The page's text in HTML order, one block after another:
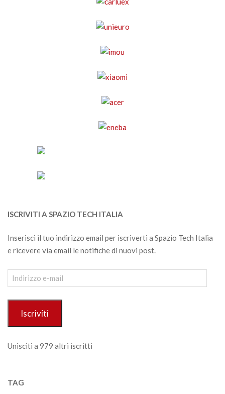
ISCRIVITI A SPAZIO TECH ITALIA
Inserisci il tuo indirizzo email per iscriverti a Spazio Tech Italia
e ricevere via email le notifiche di nuovi post.
Indirizzo
e-
Iscriviti
Unisciti a 979 altri iscritti
TAG